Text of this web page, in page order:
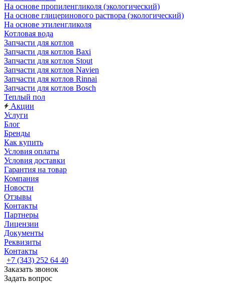
На основе пропиленгликоля (экологический)
На основе глицеринового раствора (экологический)
На основе этиленгликоля
Котловая вода
Запчасти для котлов
Запчасти для котлов Baxi
Запчасти для котлов Stout
Запчасти для котлов Navien
Запчасти для котлов Rinnai
Запчасти для котлов Bosch
Теплый пол
Акции
Услуги
Блог
Бренды
Как купить
Условия оплаты
Условия доставки
Гарантия на товар
Компания
Новости
Отзывы
Контакты
Партнеры
Лицензии
Документы
Реквизиты
Контакты
+7 (343) 252 64 40
Заказать звонок
Задать вопрос